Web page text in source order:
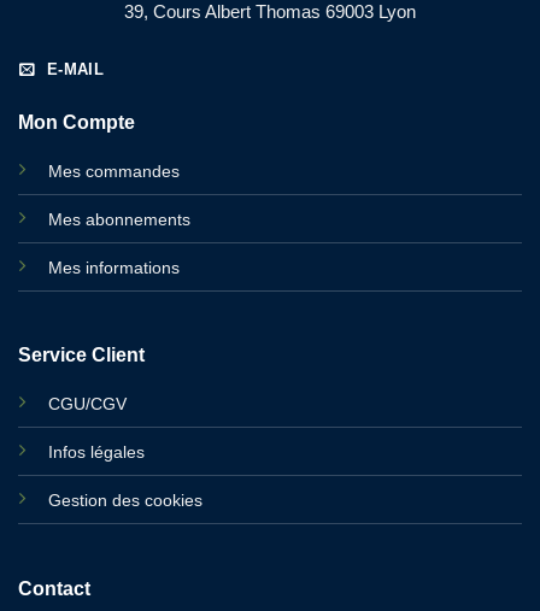
39, Cours Albert Thomas 69003 Lyon
E-MAIL
Mon Compte
Mes commandes
Mes abonnements
Mes informations
Service Client
CGU/CGV
Infos légales
Gestion des cookies
Contact